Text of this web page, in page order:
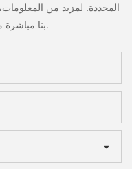
المحددة. لمزيد من
بنا مباشرة مع أسئلة أو استفسارات.